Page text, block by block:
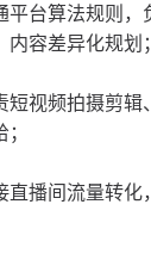
台算法规则，
容差异化规划；
短视频拍摄剪
直播间流量转